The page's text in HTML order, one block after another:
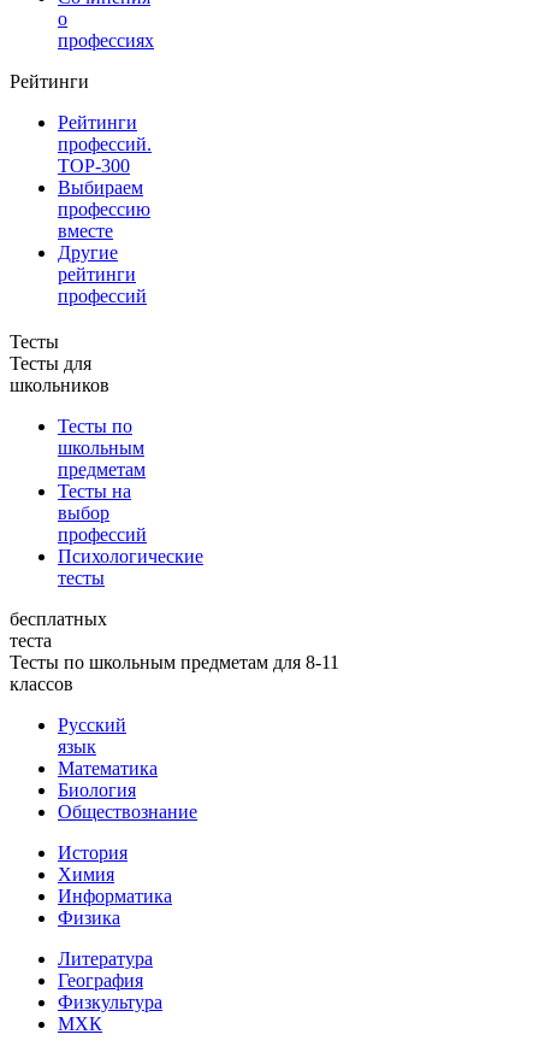
о
профессиях
Рейтинги
Рейтинги
профессий.
TOP-300
Выбираем
профессию
вместе
Другие
рейтинги
профессий
Тесты
Тесты для
школьников
Тесты по
школьным
предметам
Тесты на
выбор
профессий
Психологические
тесты
бесплатных
теста
Тесты по школьным предметам для 8-11
классов
Русский
язык
Математика
Биология
Обществознание
История
Химия
Информатика
Физика
Литература
География
Физкультура
МХК